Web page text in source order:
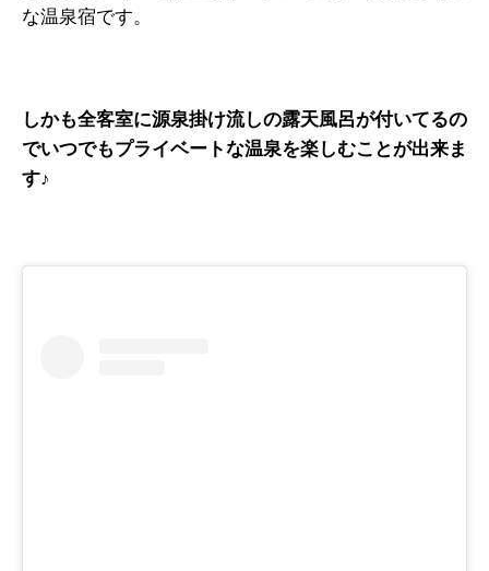
な温泉宿です。
しかも全客室に源泉掛け流しの露天風呂が付いてるの
でいつでもプライベートな温泉を楽しむことが出来ま
す♪